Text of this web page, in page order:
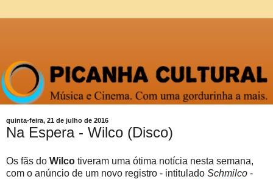
quinta-feira, 21 de julho de 2016
Na Espera - Wilco (Disco)
Os fãs do Wilco tiveram uma ótima notícia nesta semana,
com o anúncio de um novo registro - intitulado Schmilco -